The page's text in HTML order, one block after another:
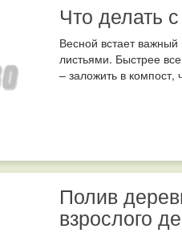
Что делать
Весной встает
листьями. Быстрее
– заложить в
Полив
взрослого